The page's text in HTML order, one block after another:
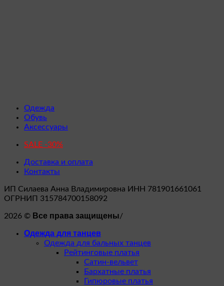
Одежда
Обувь
Аксессуары
SALE -30%
Доставка и оплата
Контакты
ИП Силаева Анна Владимировна ИНН 781901661061
ОГРНИП 315784700158092
2026 © Все права защищены/
Одежда для танцев
Одежда для бальных танцев
Рейтинговые платья
Сатин-вельвет
Бархатные платья
Гипюровые платья